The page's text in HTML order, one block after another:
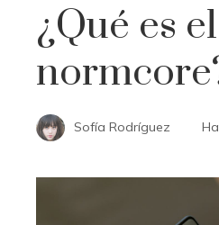
¿Qué es el
Sofía Rodríguez